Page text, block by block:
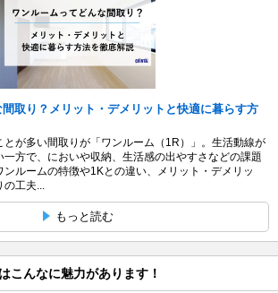
取り？メリット・デメリットと快適に暮らす方
とが多い間取りが「ワンルーム（1R）」。生活動線が
方で、においや収納、生活感の出やすさなどの課題
ンルームの特徴や1Kとの違い、メリット・デメリッ
工夫...
もっと読む
こんなに魅力があります！